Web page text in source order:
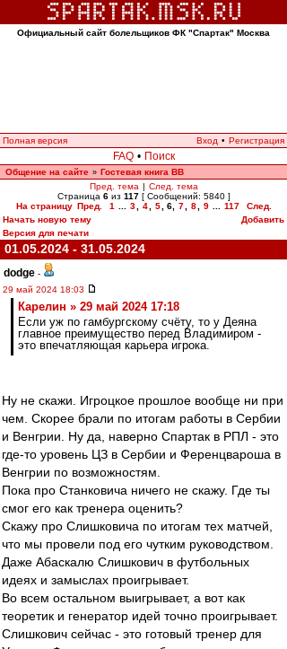
Официальный сайт болельщиков ФК "Спартак" Москва
Полная версия Вход • Регистрация
FAQ • Поиск
Общение на сайте » Гостевая книга ВВ
Пред. тема | След. тема
Страница 6из 117[ Сообщений: 5840 ]
На страницу Пред. 1 3 4 5 6, 7 8 9 117
След.
Начать новую тему
Добавить
Версия для печати
01.05.2024 - 31.05.2024
dodge -
29 май 2024 18:03
Карелин » 29 май 2024 17:18
Если уж по гамбургскому счёту, то у Деяна
главное преимущество перед Владимиром -
это впечатляющая карьера игрока.
Ну не скажи. Игроцкое прошлое вообще ни при
чем. Скорее брали по итогам работы в Сербии
и Венгрии. Ну да, наверно Спартак в РПЛ - это
где-то уровень ЦЗ в Сербии и Ференцвароша в
Венгрии по возможностям.
Пока про Станковича ничего не скажу. Где ты
смог его как тренера оценить?
Скажу про Слишковича по итогам тех матчей,
что мы провели под его чутким руководством.
Даже Абаскалю Слишкович в футбольных
идеях и замыслах проигрывает.
Во всем остальном выигрывает, а вот как
теоретик и генератор идей точно проигрывает.
Слишкович сейчас - это готовый тренер для